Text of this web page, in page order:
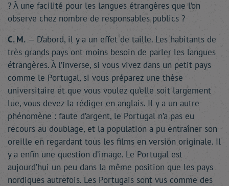
? À une facilité pour les langues étrangères que l’on
observe chez nombre de responsables publics ?
C. M. — D’abord, il y a un effet de taille. Les habitants de
très grands pays ont moins besoin de parler les langues
étrangères. À l’inverse, si vous vivez dans un petit pays
comme le Portugal, si vous préparez une thèse
universitaire et que vous voulez qu’elle soit largement
lue, vous devez la rédiger en anglais. Il y a un autre
phénomène : faute d’argent, le Portugal n’a pas eu
recours au doublage, et la population a pu entraîner son
oreille en regardant tous les films en version originale. Il
y a enfin une question d’image. Le Portugal est
aujourd’hui un peu dans la même position que les pays
nordiques autrefois. Les Portugais sont vus comme des